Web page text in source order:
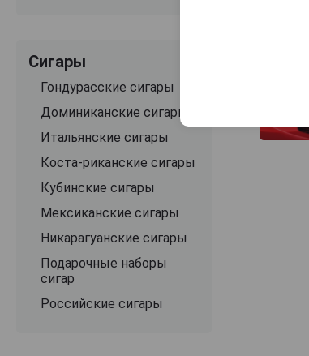
Сигары
Гондурасские сигары
Доминиканские сигары
Итальянские сигары
Коста-риканские сигары
Кубинские сигары
Мексиканские сигары
Никарагуанские сигары
Подарочные наборы
сигар
Российские сигары